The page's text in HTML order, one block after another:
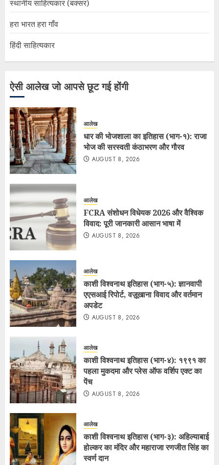
स्थानीय साहित्यकार (बक्सर)
हरा भारत हरा गाँव
हिंदी साहित्यकार
ऐसी आलेख जो आपसे छूट गई होंगी
आलेख
धार की भोजशाला का इतिहास (भाग-१): राजा
भोज की सरस्वती कंठाभरण और गौरव
AUGUST 8, 2026
आलेख
FCRA संशोधन विधेयक 2026 और वैश्विक
विवाद: पूरी जानकारी आसान भाषा में
AUGUST 8, 2026
आलेख
काशी विश्वनाथ इतिहास (भाग-५): ज्ञानवापी
एएसआई रिपोर्ट, वज़ूखाना विवाद और वर्तमान
अपडेट
AUGUST 8, 2026
आलेख
काशी विश्वनाथ इतिहास (भाग-४): १९९१ का
पहला मुकदमा और प्लेस ऑफ वर्शिप एक्ट का
पेंच
AUGUST 8, 2026
आलेख
काशी विश्वनाथ इतिहास (भाग-३): अहिल्याबाई
होल्कर का मंदिर और महाराजा रणजीत सिंह का
स्वर्ण दान